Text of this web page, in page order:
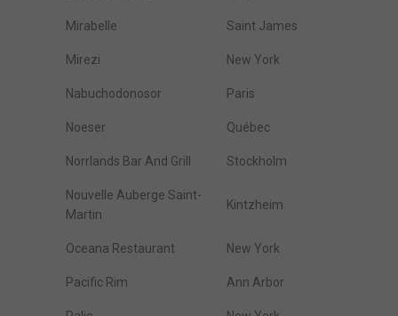
Mirabelle Saint James
Mirezi New York
Nabuchodonosor Paris
Noeser Québec
Norrlands Bar And Grill Stockholm
Nouvelle Auberge Saint-
Martin
Kintzheim
Oceana Restaurant New York
Pacific Rim Ann Arbor